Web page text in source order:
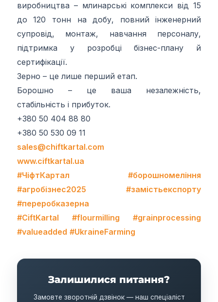
виробництва – млинарські комплекси від 15
до 120 тонн на добу, повний інженерний
супровід, монтаж, навчання персоналу,
підтримка у розробці бізнес-плану й
сертифікації.
Зерно – це лише перший етап.
Борошно – це ваша незалежність,
стабільність і прибуток.
+380 50 404 88 80
+380 50 530 09 11
sales@chiftkartal.com
www.ciftkartal.ua
#ЧіфтКартал
#борошномеління
#агробізнес2025
#замістьекспорту
#переробказерна
#CiftKartal
#flourmilling
#grainprocessing
#valueadded #UkraineFarming
Залишилися питання?
Замовте зворотній дзвінок — наш спеціаліст